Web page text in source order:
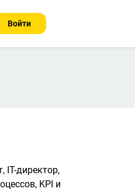
Войти
IT-директор,
KPI и